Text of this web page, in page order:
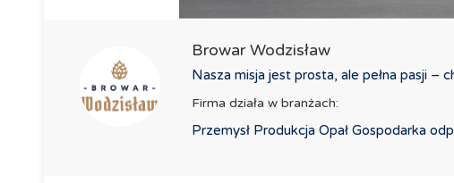
Browar Wodzisław
Nasza misja jest prosta, ale pełna pasji –
Firma działa w branżach:
Przemysł Produkcja Opał Gospodarka